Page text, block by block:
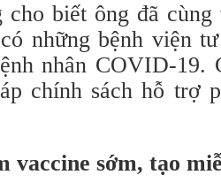
cho biết ông đã
những bệnh viện
nhân COVID-19.
chính sách hỗ trợ
vaccine sớm, tạo